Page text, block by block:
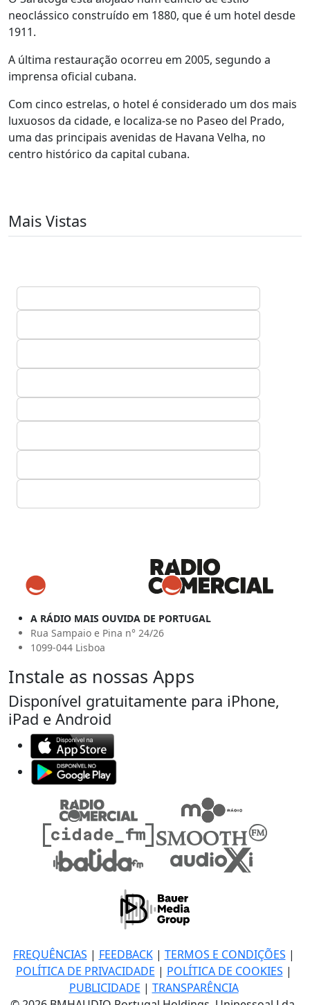
neoclássico construído em 1880, que é um hotel desde
1911.
A última restauração ocorreu em 2005, segundo a
imprensa oficial cubana.
Com cinco estrelas, o hotel é considerado um dos mais
luxuosos da cidade, e localiza-se no Paseo del Prado,
uma das principais avenidas de Havana Velha, no
centro histórico da capital cubana.
Mais Vistas
A RÁDIO MAIS OUVIDA DE PORTUGAL
Rua Sampaio e Pina n° 24/26
1099-044 Lisboa
Instale as nossas Apps
Disponível gratuitamente para iPhone,
iPad e Android
FREQUÊNCIAS | FEEDBACK| TERMOS E CONDIÇÕES |
POLÍTICA DE PRIVACIDADE | POLÍTICA DE COOKIES |
PUBLICIDADE | TRANSPARÊNCIA